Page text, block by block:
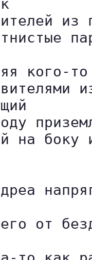
кого-
на боку
от